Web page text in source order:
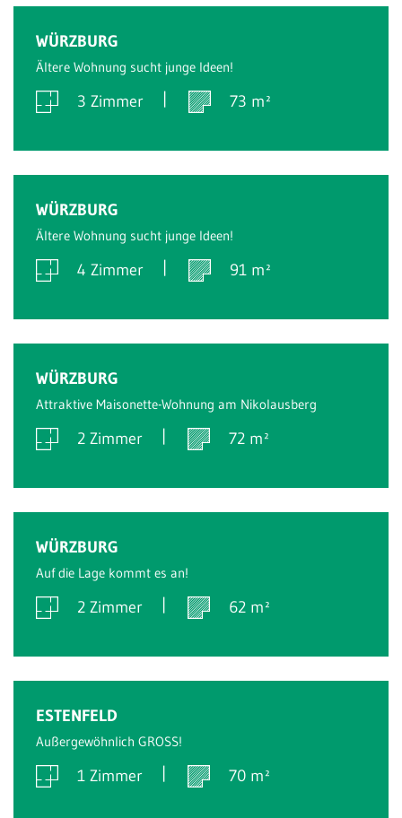
WÜRZBURG
Ältere Wohnung sucht junge Ideen!
3 Zimmer 73 m²
WÜRZBURG
Ältere Wohnung sucht junge Ideen!
4 Zimmer 91 m²
WÜRZBURG
Attraktive Maisonette-Wohnung am Nikolausberg
2 Zimmer 72 m²
WÜRZBURG
Auf die Lage kommt es an!
2 Zimmer 62 m²
ESTENFELD
Außergewöhnlich GROSS!
1 Zimmer 70 m²